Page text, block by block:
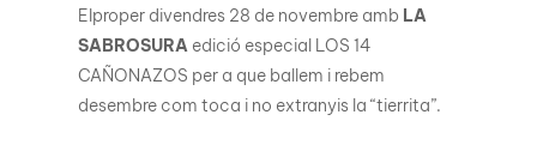
Elproper divendres 28 de novembre amb LA
SABROSURA edició especial LOS 14
CAÑONAZOS per a que ballem i rebem
desembre com toca i no extranyis la “tierrita”.